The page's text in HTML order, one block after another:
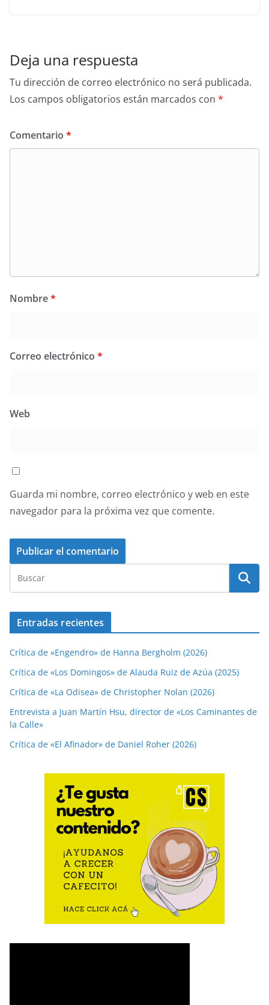
Deja una respuesta
Tu dirección de correo electrónico no será publicada.
Los campos obligatorios están marcados con *
Comentario *
Nombre*
Correo electrónico *
Web
Guarda mi nombre, correo electrónico y web en este
navegador para la próxima vez que comente.
Entradas recientes
Crítica de «Engendro» de Hanna Bergholm (2026)
Crítica de «Los Domingos» de Alauda Ruiz de Azúa (2025)
Crítica de «La Odisea» de Christopher Nolan (2026)
Entrevista a Juan Martín Hsu, director de «Los Caminantes de
la Calle»
Crítica de «El Afinador» de Daniel Roher (2026)